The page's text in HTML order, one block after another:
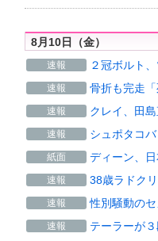
8月10日（金）
速報 ２冠ボルト
速報 骨折も完走
速報 クレイ、田
速報 シュポタコ
紙面 ディーン、
速報 38歳ラドク
速報 性別騒動の
速報 テーラーが